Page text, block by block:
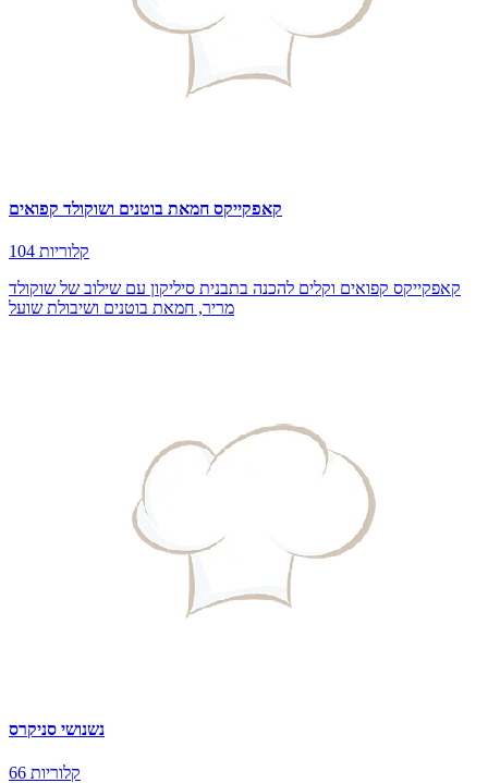
קאפקייקס חמאת בוטנים ושוקולד קפואים
104 קלוריות
קאפקייקס קפואים וקלים להכנה בתבנית סיליקון עם שילוב של שוקולד
מריר, חמאת בוטנים ושיבולת שועל
נשנושי סניקרס
66 קלוריות